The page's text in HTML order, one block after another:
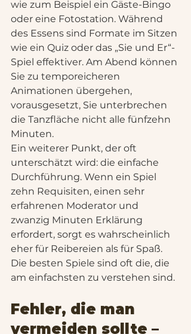
wie zum Beispiel ein Gäste-Bingo
oder eine Fotostation. Während
des Essens sind Formate im Sitzen
wie ein Quiz oder das „Sie und Er“-
Spiel effektiver. Am Abend können
Sie zu temporeicheren
Animationen übergehen,
vorausgesetzt, Sie unterbrechen
die Tanzfläche nicht alle fünfzehn
Minuten.
Ein weiterer Punkt, der oft
unterschätzt wird: die einfache
Durchführung. Wenn ein Spiel
zehn Requisiten, einen sehr
erfahrenen Moderator und
zwanzig Minuten Erklärung
erfordert, sorgt es wahrscheinlich
eher für Reibereien als für Spaß.
Die besten Spiele sind oft die, die
am einfachsten zu verstehen sind.
Fehler, die man
vermeiden sollte –